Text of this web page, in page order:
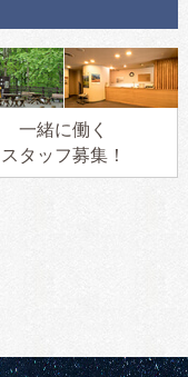
一緒に働く
スタッフ募集！